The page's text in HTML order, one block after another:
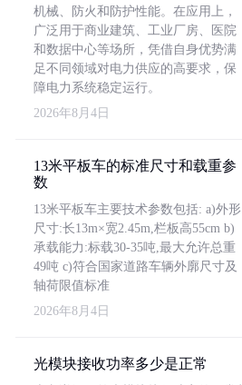
机械、防火和防护性能。在应用上，
广泛用于商业建筑、工业厂房、医院
和数据中心等场所，凭借自身优势满
足不同领域对电力供应的高要求，保
障电力系统稳定运行。
2026年8月4日
13米平板车的标准尺寸和载重参
数
13米平板车主要技术参数包括: a)外形
尺寸:长13m×宽2.45m,栏板高55cm b)
承载能力:标载30-35吨,最大允许总重
49吨 c)符合国家道路车辆外廓尺寸及
轴荷限值标准
2026年8月4日
光模块接收功率多少是正常